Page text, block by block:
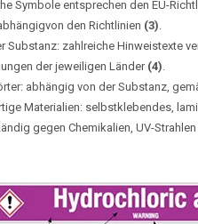
Symbole entsprechen den EU-
den Richtlinien (3)
Substanz: zahlreiche Hinweistexte
der jeweiligen Länder (4)
abhängig von der Substanz,
Materialien: selbstklebendes,
gegen Chemikalien, UV-Strahlen